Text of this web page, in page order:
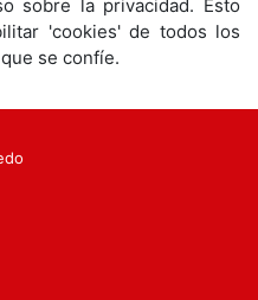
sobre la privacidad. Esto
'cookies' de todos los
se confíe.